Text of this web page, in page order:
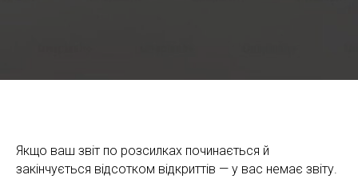
Якщо ваш звіт по розсилках починається й
закінчується відсотком відкриттів — у вас немає звіту.